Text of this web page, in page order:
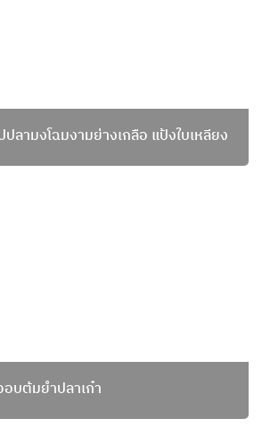
ลามงโฉมงามย่างเกลือ แป้งใบเหลียง
ต้มยำปลาเก๋า
บต้มยำปลาเก๋า